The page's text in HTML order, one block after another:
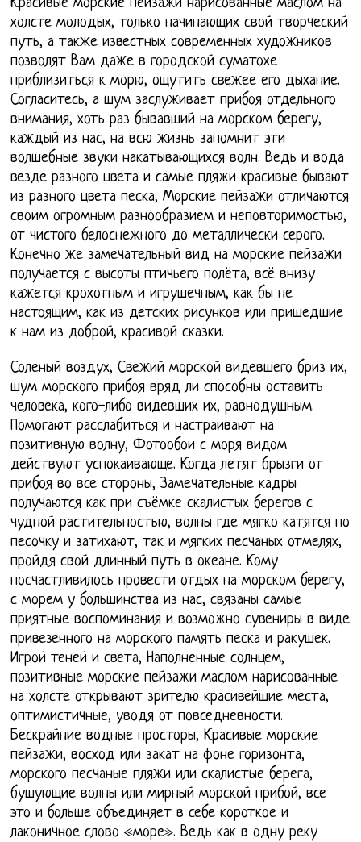
Красивые морские пейзажи нарисованные маслом на
холсте молодых, только начинающих свой творческий
путь, а также известных современных художников
позволят Вам даже в городской суматохе
приблизиться к морю, ощутить свежее его дыхание.
Согласитесь, а шум заслуживает прибоя отдельного
внимания, хоть раз бывавший на морском берегу,
каждый из нас, на всю жизнь запомнит эти
волшебные звуки накатывающихся волн. Ведь и вода
везде разного цвета и самые пляжи красивые бывают
из разного цвета песка, Морские пейзажи отличаются
своим огромным разнообразием и неповторимостью,
от чистого белоснежного до металлически серого.
Конечно же замечательный вид на морские пейзажи
получается с высоты птичьего полёта, всё внизу
кажется крохотным и игрушечным, как бы не
настоящим, как из детских рисунков или пришедшие
к нам из доброй, красивой сказки.
Соленый воздух, Свежий морской видевшего бриз их,
шум морского прибоя вряд ли способны оставить
человека, кого-либо видевших их, равнодушным.
Помогают расслабиться и настраивают на
позитивную волну, Фотообои с моря видом
действуют успокаивающе. Когда летят брызги от
прибоя во все стороны, Замечательные кадры
получаются как при съёмке скалистых берегов с
чудной растительностью, волны где мягко катятся по
песочку и затихают, так и мягких песчаных отмелях,
пройдя свой длинный путь в океане. Кому
посчастливилось провести отдых на морском берегу,
с морем у большинства из нас, связаны самые
приятные воспоминания и возможно сувениры в виде
привезенного на морского память песка и ракушек.
Игрой теней и света, Наполненные солнцем,
позитивные морские пейзажи маслом нарисованные
на холсте открывают зрителю красивейшие места,
оптимистичные, уводя от повседневности.
Бескрайние водные просторы, Красивые морские
пейзажи, восход или закат на фоне горизонта,
морского песчаные пляжи или скалистые берега,
бушующие волны или мирный морской прибой, все
это и больше объединяет в себе короткое и
лаконичное слово «море». Ведь как в одну реку